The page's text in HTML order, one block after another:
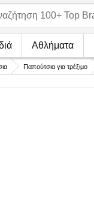
Αθλήματα
Παπούτσια για τρέξιμο